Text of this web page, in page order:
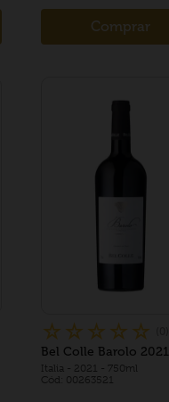
Comprar
☆ ☆ ☆ ☆ ☆
Bel Colle Barolo 2021
Italia- 2021 - 750ml
Cód: 00263521